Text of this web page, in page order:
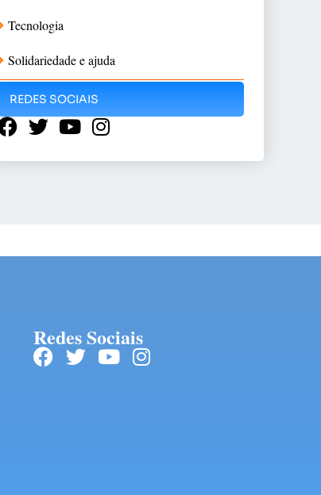
Tecnologia
Solidariedade e ajuda
REDES SOCIAIS
Redes Sociais